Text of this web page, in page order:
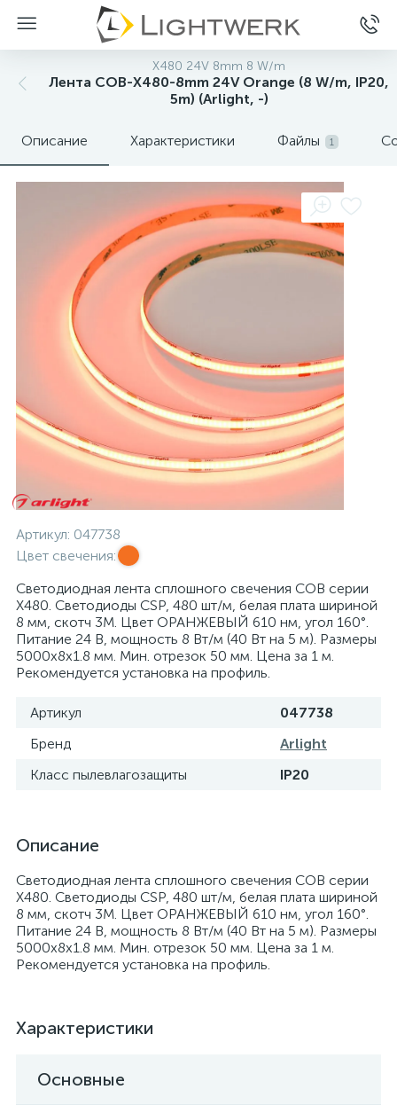
X480 24V 8mm 8 W/m
Лента COB-X480-8mm 24V Orange (8 W/m, IP20,
5m) (Arlight, -)
Описание Характеристики Файлы 1
Артикул: 047738
Цвет свечения:
Светодиодная лента сплошного свечения COB серии
X480. Светодиоды CSP, 480 шт/м, белая плата шириной
8 мм, скотч 3M. Цвет ОРАНЖЕВЫЙ 610 нм, угол 160°.
Питание 24 В, мощность 8 Вт/м (40 Вт на 5 м). Размеры
5000х8х1.8 мм. Мин. отрезок 50 мм. Цена за 1 м.
Рекомендуется установка на профиль.
Артикул
047738
Бренд
Arlight
Класс пылевлагозащиты
IP20
Описание
Светодиодная лента сплошного свечения COB серии
X480. Светодиоды CSP, 480 шт/м, белая плата шириной
8 мм, скотч 3M. Цвет ОРАНЖЕВЫЙ 610 нм, угол 160°.
Питание 24 В, мощность 8 Вт/м (40 Вт на 5 м). Размеры
5000х8х1.8 мм. Мин. отрезок 50 мм. Цена за 1 м.
Рекомендуется установка на профиль.
Характеристики
Основные